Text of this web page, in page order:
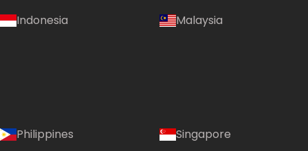
Indonesia Malaysia
Philippines Singapore